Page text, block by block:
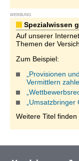
WERBUNG
Spezialwissen
Auf unserer
Themen der
Zum Beispiel:
„Provisionen
Vermittlern
Weitere Titel finden